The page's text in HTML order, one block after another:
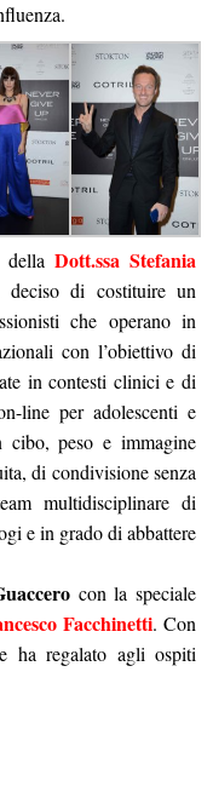
Dott.ssa Stefania
di costituire un
che operano in
con l’obiettivo di
in contesti clinici e di
line per adolescenti e
cibo, peso e immagine
di condivisione senza
multidisciplinare di
e in grado di abbattere
con la speciale
Facchinetti. Con
ha regalato agli ospiti